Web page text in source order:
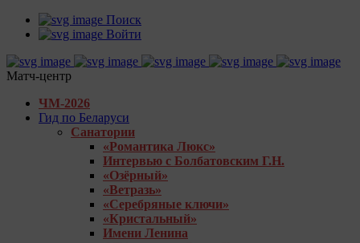
Поиск
Войти
Матч-центр
ЧМ-2026
Гид по Беларуси
Санатории
«Романтика Люкс»
Интервью с Болбатовским Г.Н.
«Озёрный»
«Ветразь»
«Серебряные ключи»
«Кристальный»
Имени Ленина